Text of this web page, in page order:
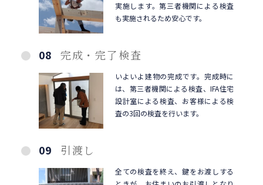
実施します。第三者機関による検査
も実施されるため安心です。
08 完成・完了検査
いよいよ建物の完成です。完成時に
は、第三者機関による検査、IFA住宅
設計室による検査、お客様による検
査の3回の検査を行います。
09 引渡し
全ての検査を終え、鍵をお渡しする